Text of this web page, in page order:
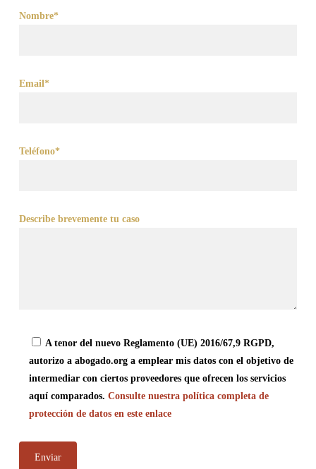
Nombre*
Email*
Teléfono*
Describe brevemente tu caso
A tenor del nuevo Reglamento (UE) 2016/67,9 RGPD,
autorizo a abogado.org a emplear mis datos con el objetivo de
intermediar con ciertos proveedores que ofrecen los servicios
aquí comparados. Consulte nuestra política completa de
protección de datos en este enlace